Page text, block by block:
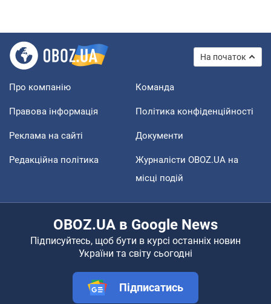
На початок
Про компанію Команда
Правова інформація Політика конфіденційності
Реклама на сайті Документи
Редакційна політика
Журналісти OBOZ.UA на
місці подій
OBOZ.UA в Google News
Підписуйтесь, щоб бути в курсі останніх новин
України та світу сьогодні
Підписатись